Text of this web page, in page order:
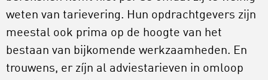
weten van tarievering. Hun opdrachtgevers zijn
meestal ook prima op de hoogte van het
bestaan van bijkomende werkzaamheden. En
trouwens, er zíjn al adviestarieven in omloop